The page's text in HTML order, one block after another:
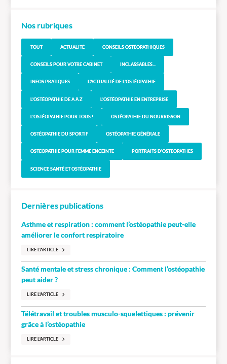
Nos rubriques
TOUT ACTUALITÉ CONSEILS OSTÉOPATHIQUES
CONSEILS POUR VOTRE CABINET INCLASSABLES...
INFOS PRATIQUES L'ACTUALITÉ DE L'OSTÉOPATHIE
L'OSTÉOPATHIE DE A À Z L'OSTÉOPATHIE EN ENTREPRISE
L'OSTÉOPATHIE POUR TOUS ! OSTÉOPATHIE DU NOURRISSON
OSTÉOPATHIE DU SPORTIF OSTÉOPATHIE GÉNÉRALE
OSTÉOPATHIE POUR FEMME ENCEINTE PORTRAITS D'OSTÉOPATHES
SCIENCE SANTÉ ET OSTÉOPATHIE
Dernières publications
Asthme et respiration : comment l’ostéopathie peut-elle
améliorer le confort respiratoire
LIRE L'ARTICLE
Santé mentale et stress chronique : Comment l’ostéopathie
peut aider ?
LIRE L'ARTICLE
Télétravail et troubles musculo-squelettiques : prévenir
grâce à l’ostéopathie
LIRE L'ARTICLE